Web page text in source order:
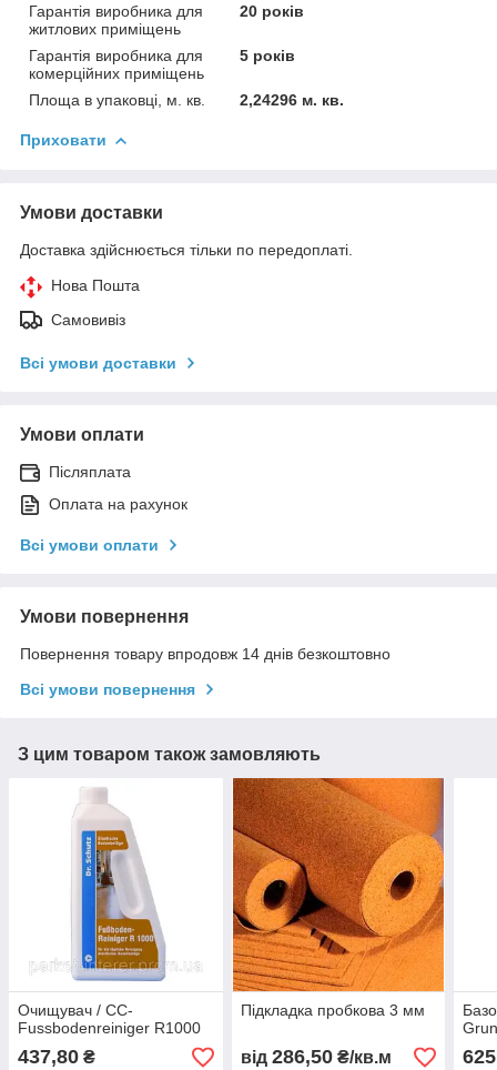
Гарантія виробника для
житлових приміщень
20 років
Гарантія виробника для
комерційних приміщень
5 років
Площа в упаковці, м. кв. 2,24296 м. кв.
Приховати
Умови доставки
Доставка здійснюється тільки по передоплаті.
Нова Пошта
Самовивіз
Всі умови доставки
Умови оплати
Післяплата
Оплата на рахунок
Всі умови оплати
Умови повернення
Повернення товару впродовж 14 днів безкоштовно
Всі умови повернення
З цим товаром також замовляють
Очищувач / СС-
Fussbodenreiniger R1000
437,80 ₴
Підкладка пробкова 3 мм
від 286,50₴/кв.м 625